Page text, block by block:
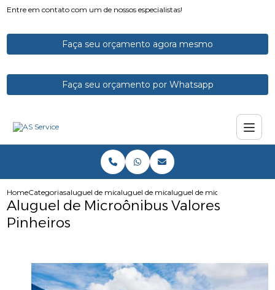
Entre em contato com um de nossos especialistas!
Faça seu orçamento agora mesmo
Faça seu orçamento por Whatsapp
HomeCategoriasaluguel de micro onibusaluguel de micro onibus para funcionarios
aluguel de microonibus
Aluguel de Microônibus Valores
Pinheiros